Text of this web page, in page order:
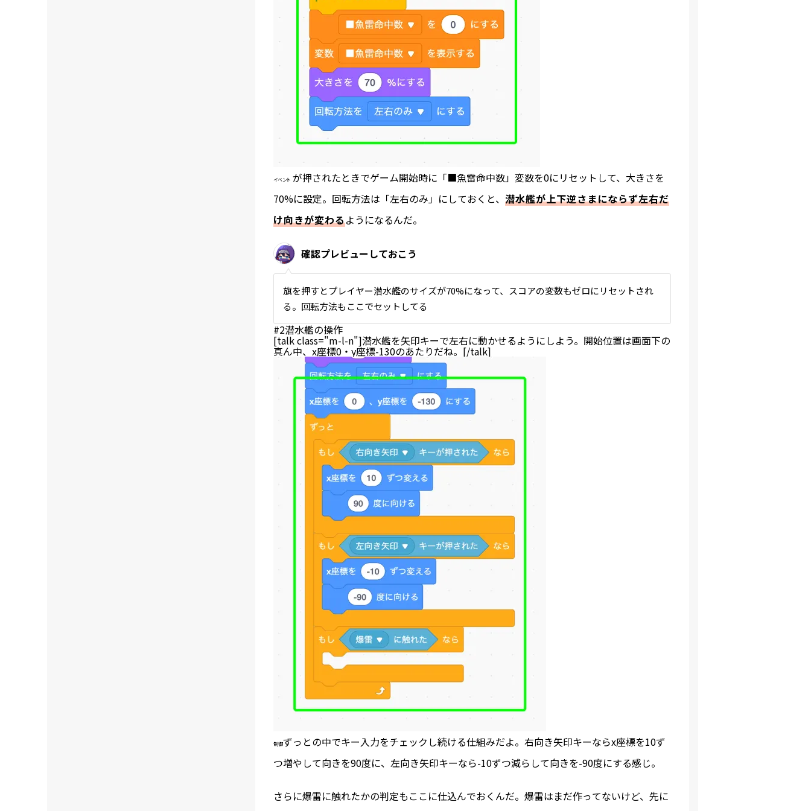
イベント が押されたときでゲーム開始時に「■魚雷命中数」変数を0にリセットして、大きさを
70%に設定。回転方法は「左右のみ」にしておくと、 潜水艦が上下逆さまにならず左右だ
け向きが変わるようになるんだ。
確認プレビューしておこう
旗を押すとプレイヤー潜水艦のサイズが70%になって、スコアの変数もゼロにリセットされ
る。回転方法もここでセットしてる
#2潜水艦の操作
[talk class="m-l-n"]潜水艦を矢印キーで左右に動かせるようにしよう。開始位置は画面下の
真ん中、x座標0・y座標-130のあたりだね。[/talk]
制御ずっとの中でキー入力をチェックし続ける仕組みだよ。右向き矢印キーならx座標を10ず
つ増やして向きを90度に、左向き矢印キーなら-10ずつ減らして向きを-90度にする感じ。
さらに爆雷に触れたかの判定もここに仕込んでおくんだ。爆雷はまだ作ってないけど、先に